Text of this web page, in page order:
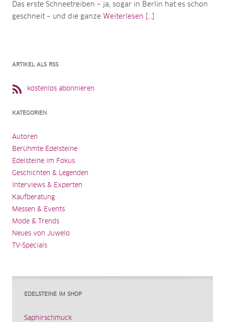
Das erste Schneetreiben – ja, sogar in Berlin hat es schon
geschneit – und die ganze Weiterlesen [...]
ARTIKEL ALS RSS
kostenlos abonnieren
KATEGORIEN
Autoren
Berühmte Edelsteine
Edelsteine im Fokus
Geschichten & Legenden
Interviews & Experten
Kaufberatung
Messen & Events
Mode & Trends
Neues von Juwelo
TV-Specials
EDELSTEINE IM SHOP
Saphirschmuck